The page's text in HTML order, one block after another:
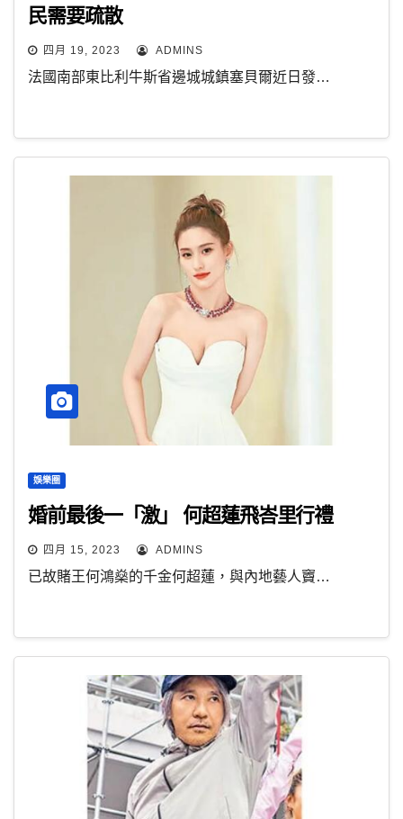
民需要疏散
四月 19, 2023 ADMINS
法國南部東比利牛斯省邊城城鎮塞貝爾近日發…
娛樂圈
婚前最後一「激」 何超蓮飛峇里行禮
四月 15, 2023 ADMINS
已故賭王何鴻燊的千金何超蓮，與內地藝人竇…